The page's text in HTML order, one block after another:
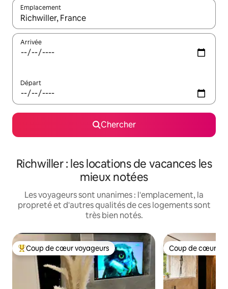
Emplacement
Quand les résultats sont affichés, parcourez-les en utilisant
Arrivée
Départ
Chercher
Richwiller : les locations de vacances les
mieux notées
Les voyageurs sont unanimes : l'emplacement, la
propreté et d'autres qualités de ces logements sont
très bien notés.
Coup de cœur voyageurs parmi les plus aimés
Coup de cœur voyageurs Coup de cœur
Coup de cœur